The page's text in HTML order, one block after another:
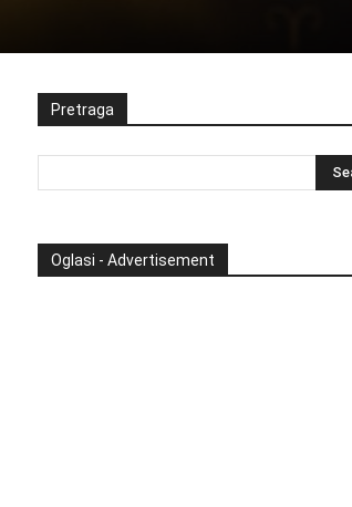
Pretraga
Oglasi - Advertisement